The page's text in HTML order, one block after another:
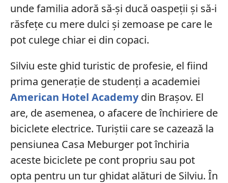
unde familia adoră să-și ducă oaspeții și să-i
răsfețe cu mere dulci și zemoase pe care le
pot culege chiar ei din copaci.
Silviu este ghid turistic de profesie, el fiind
prima generație de studenți a academiei
American Hotel Academydin Brașov. El
are, de asemenea, o afacere de închiriere de
biciclete electrice. Turiștii care se cazează la
pensiunea Casa Meburger pot închiria
aceste biciclete pe cont propriu sau pot
opta pentru un tur ghidat alături de Silviu. În